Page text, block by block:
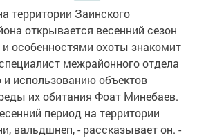
территории Заинского
открывается весенний сезон
особенностями охоты знакомит
межрайонного отдела
и использованию объектов
их обитания Фоат Минебаев.
период на территории
вальдшнеп, - рассказывает он. -